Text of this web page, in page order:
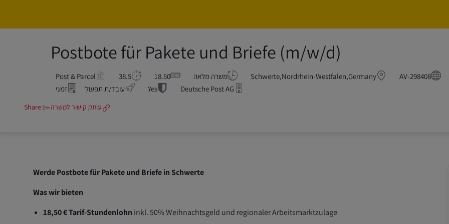
Postbote für Pakete und Briefe (m/w/d)
AV-298408
Schwerte,Nordrhein-Westfalen,Germany משרה מלאה 18.50
38.5
Post & Parcel
Deutsche Post AG
Yes עובד/ת תפעול זמני
עותק קישור למשרה Share
Werde Postbote für Pakete und Briefe in Schwerte
Was wir bieten
18,50 € Tarif-Stundenlohn inkl. 50% Weihnachtsgeld und regionaler Arbeitsmarktzulage